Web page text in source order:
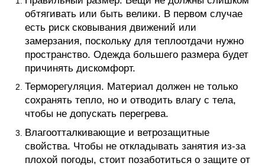
обтягивать или быть велики. В первом случае
есть риск сковывания движений или
замерзания, поскольку для теплоотдачи нужно
пространство. Одежда большего размера будет
причинять дискомфорт.
Терморегуляция. Материал должен не только
сохранять тепло, но и отводить влагу с тела,
чтобы не допускать перегрева.
Влагоотталкивающие и ветрозащитные
свойства. Чтобы не откладывать занятия из-за
плохой погоды, стоит позаботиться о защите от